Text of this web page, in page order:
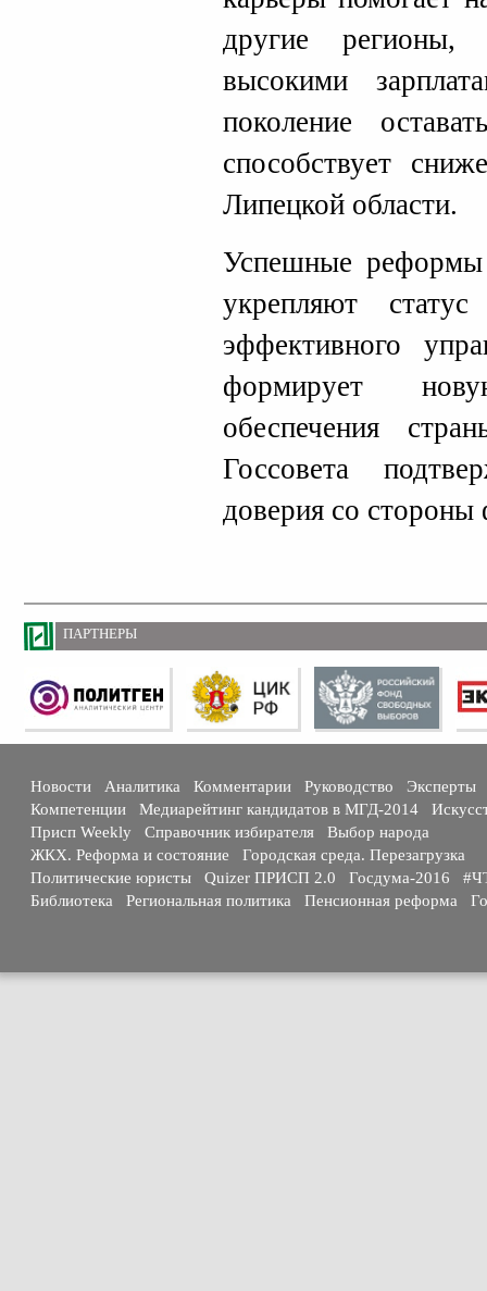
другие
высокими
поколение
способствует
Липецкой области.
Успешные реформы
укрепляют
эффективного
формирует
обеспечения
Госсовета
доверия со стороны
ПАРТНЕРЫ
Новости Аналитика Комментарии Руководство
Эксперты
Компетенции
Медиарейтинг кандидатов в МГД-2014
Присп Weekly
Справочник избирателя
Выбор народа
ЖКХ. Реформа и состояние
Городская среда. Перезагрузка
Политические юристы
Quizer ПРИСП 2.0 Госдума-2016
Библиотека
Региональная политика Пенсионная реформа